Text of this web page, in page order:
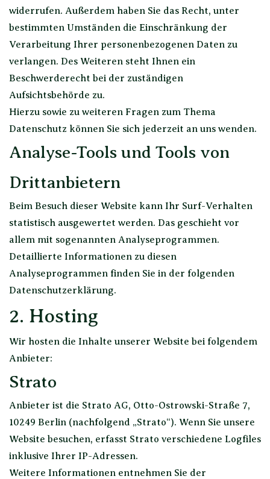
widerrufen. Außerdem haben Sie das Recht, unter
bestimmten Umständen die Einschränkung der
Verarbeitung Ihrer personenbezogenen Daten zu
verlangen. Des Weiteren steht Ihnen ein
Beschwerderecht bei der zuständigen
Aufsichtsbehörde zu.
Hierzu sowie zu weiteren Fragen zum Thema
Datenschutz können Sie sich jederzeit an uns wenden.
Analyse-Tools und Tools von
Dritt­anbietern
Beim Besuch dieser Website kann Ihr Surf-Verhalten
statistisch ausgewertet werden. Das geschieht vor
allem mit sogenannten Analyseprogrammen.
Detaillierte Informationen zu diesen
Analyseprogrammen finden Sie in der folgenden
Datenschutzerklärung.
2. Hosting
Wir hosten die Inhalte unserer Website bei folgendem
Anbieter:
Strato
Anbieter ist die Strato AG, Otto-Ostrowski-Straße 7,
10249 Berlin (nachfolgend „Strato“). Wenn Sie unsere
Website besuchen, erfasst Strato verschiedene Logfiles
inklusive Ihrer IP-Adressen.
Weitere Informationen entnehmen Sie der